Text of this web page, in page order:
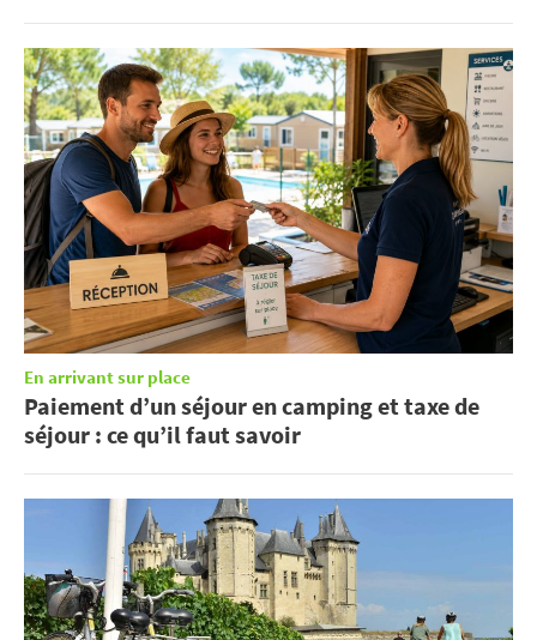
En arrivant sur place
Paiement d’un séjour en camping et taxe de
séjour : ce qu’il faut savoir